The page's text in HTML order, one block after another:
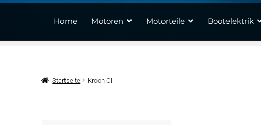
Home Motoren Motorteile Bootelektrik
Startseite Kroon Oil